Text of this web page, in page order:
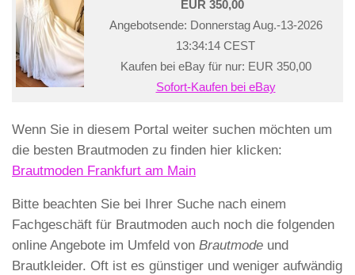
EUR 350,00
Angebotsende: Donnerstag Aug.-13-2026
13:34:14 CEST
Kaufen bei eBay für nur: EUR 350,00
Sofort-Kaufen bei eBay
Wenn Sie in diesem Portal weiter suchen möchten um
die besten Brautmoden zu finden hier klicken:
Brautmoden Frankfurt am Main
Bitte beachten Sie bei Ihrer Suche nach einem
Fachgeschäft für Brautmoden auch noch die folgenden
online Angebote im Umfeld von Brautmode und
Brautkleider. Oft ist es günstiger und weniger aufwändig